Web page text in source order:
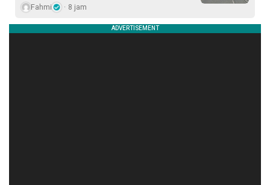
Fahmi 8 jam